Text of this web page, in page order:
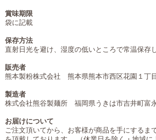
賞味期限
袋に記載
保存方法
直射日光を避け、湿度の低いところで常温保存
販売者
熊本製粉株式会社 熊本県熊本市西区花園１丁
製造者
株式会社熊谷製麺所 福岡県うきは市吉井町富
お届けについて
ご注文頂いてから、お客様が商品を手にするま